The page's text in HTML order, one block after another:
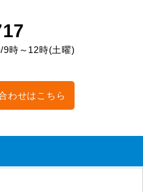
時～12時(土曜)
わせはこちら